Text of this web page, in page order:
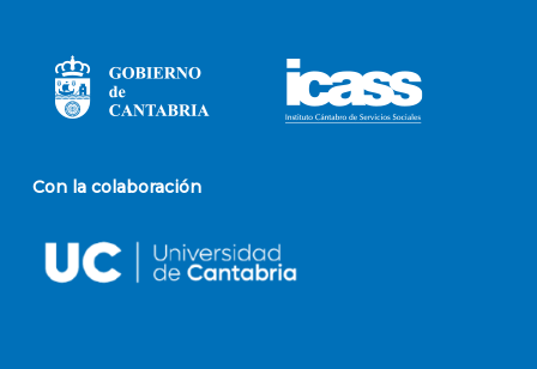
Con la colaboración